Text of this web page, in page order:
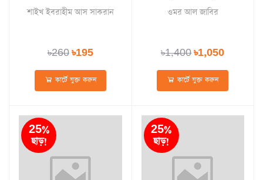
শাইখ ইবরাহীম আস সাকরান
৳260৳195
কার্টে যুক্ত করুন
ওমর আল জাবির
৳1,400৳1,050
কার্টে যুক্ত করুন
25%
ছাড়!
25%
ছাড়!